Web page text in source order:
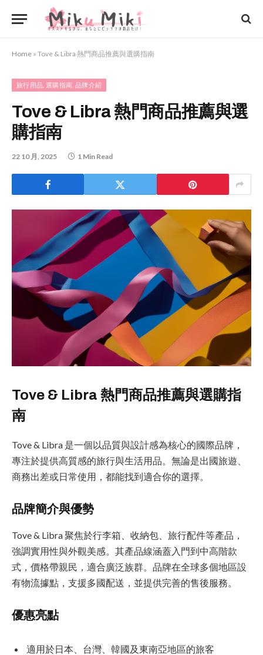
Home » Tove & Libra 熱門商品推薦與選購指南
旅行用品, 選購指南, 品牌介紹
Tove & Libra 熱門商品推薦與選
購指南
22 10 月, 2025 1 Min Read
Tove & Libra 熱門商品推薦與選購指
南
Tove & Libra 是一個以品質與設計感為核心的國際品牌，
專注於提供高質感的旅行與生活用品。無論是出國旅遊、
商務出差或日常使用，都能找到適合你的選擇。
品牌簡介與優勢
Tove & Libra 聚焦於行李箱、收納包、旅行配件等產品，
強調實用性與外觀美感。其產品線涵蓋入門到中高階款
式，價格帶親民，適合廣泛族群。品牌在全球多個地區設
有物流據點，支援多國配送，並提供完善的售後服務。
優惠亮點
適用於日本、台灣、韓國及東南亞地區的旅客